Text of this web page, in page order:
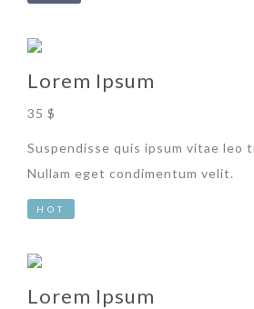
Lorem Ipsum
35 $
Suspendisse quis ipsum vitae leo
Nullam eget condimentum velit.
HOT
Lorem Ipsum